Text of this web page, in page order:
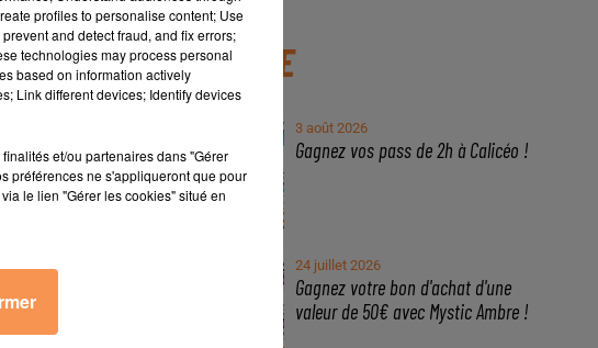
À LA UNE
3 août 2026
Gagnez vos pass de 2h à Calicéo !
24 juillet 2026
Gagnez votre bon d'achat d'une
valeur de 50€ avec Mystic Ambre !
profiles to personalise content; Use
and detect fraud, and fix errors;
technologies may process personal
based on information actively
Link different devices; Identify devices
et/ou partenaires dans "Gérer
préférences ne s'appliqueront que pour
le lien "Gérer les cookies" situé en